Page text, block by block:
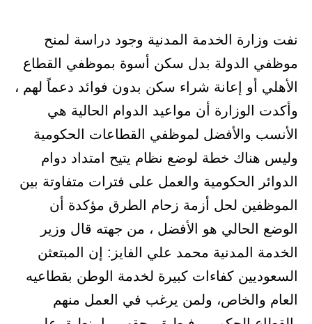
نفت وزارة الخدمة المدنية وجود دراسة لمنح
موظفي الدولة بدل سكن أسوة بموظفي القطاع
الأهلي أو إعانة شراء سكن بدون فوائد دعماً لهم ،
وأكدت الوزارة أن مواعيد الدوام الحالية هي
الأنسب والأفضل لموظفي القطاعات الحكومية
وليس هناك خطة لوضع نظام يتيح امتداد دوام
الدوائر الحكومية والعمل على فترات متفاوتة بين
الموظفين لحل أزمة زحام الطرق مؤكدة أن
الوضع الحالي هو الأفضل ، من جهته قال وزير
الخدمة المدنية محمد علي الفايز: إن المبتعثن
السعوديين كفاءات كبيرة لخدمة الوطن بقطاعيه
العام والخاص، ولمن يرغب في العمل منهم